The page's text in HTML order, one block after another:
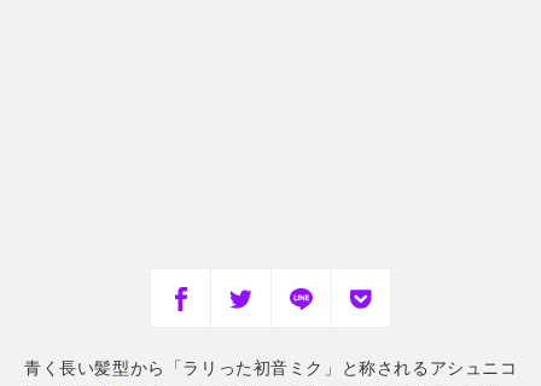
青く長い髪型から「ラリった初音ミク」と称されるアシュニコ